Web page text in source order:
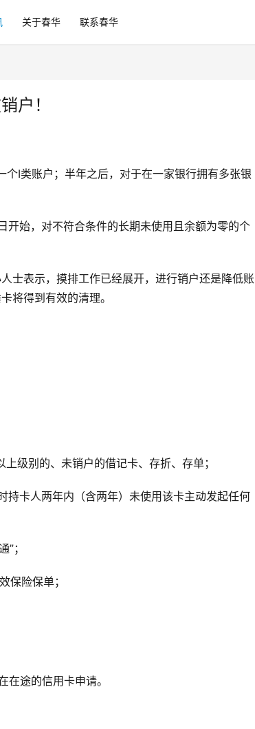
关于春华 联系春华
户！
Ⅰ类账户；半年之后，对于在一家银行拥有多张银
开始，对不符合条件的长期未使用且余额为零的个
士表示，摸排工作已经展开，进行销户还是降低账
将得到有效的清理。
级别的、未销户的借记卡、存折、存单；
持卡人两年内（含两年）未使用该卡主动发起任何
；
保险保单；
途的信用卡申请。